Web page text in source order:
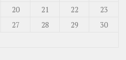
20 21 22
23
27 28 29
30